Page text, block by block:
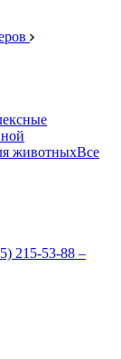
животныхВсе
215-53-88 –